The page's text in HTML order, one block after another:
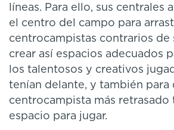
líneas. Para ello, sus centrales
el centro del campo para
centrocampistas contrarios de
crear así espacios adecuados
los talentosos y creativos
tenían delante, y también para
centrocampista más retrasado
espacio para jugar.